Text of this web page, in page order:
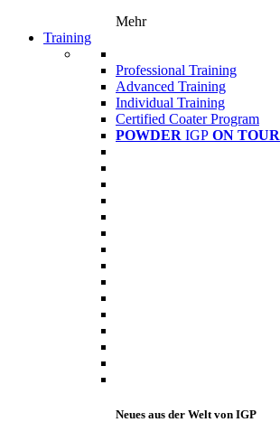
Mehr
Training
Professional Training
Advanced Training
Individual Training
Certified Coater Program
POWDER IGP ON TOUR
Neues aus der Welt von IGP